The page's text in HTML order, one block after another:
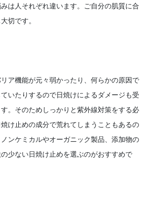
は人それぞれ違います。ご自分の肌質に合
切です。
ア機能が元々弱かったり、何らかの原因で
いたりするので日焼けによるダメージも受
。そのためしっかりと紫外線対策をする必
け止めの成分で荒れてしまうこともあるの
ンケミカルやオーガニック製品、添加物の
少ない日焼け止めを選ぶのがおすすめで